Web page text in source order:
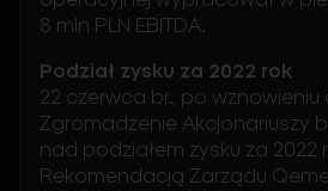
8 mln PLN EBITDA.
Podział zysku za 2022 rok
22 czerwca br., po
Zgromadzenie Akcjonariuszy
nad podziałem zysku za 2022
Rekomendacją Zarządu